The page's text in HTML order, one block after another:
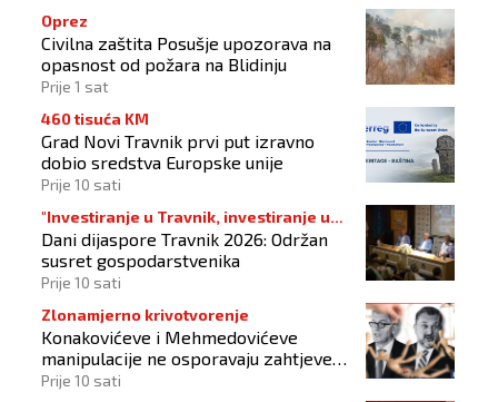
Oprez
Civilna zaštita Posušje upozorava na
opasnost od požara na Blidinju
Prije 1 sat
460 tisuća KM
Grad Novi Travnik prvi put izravno
dobio sredstva Europske unije
Prije 10 sati
"Investiranje u Travnik, investiranje u
budućnost"
Dani dijaspore Travnik 2026: Održan
susret gospodarstvenika
Prije 10 sati
Zlonamjerno krivotvorenje
Konakovićeve i Mehmedovićeve
manipulacije ne osporavaju zahtjeve
Hrvata
Prije 10 sati